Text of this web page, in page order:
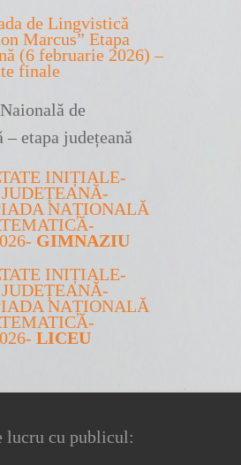
de Lingvistică
Marcus” Etapa
(6 februarie 2026) –
finale
de
– etapa județeană
INIȚIALE-
JUDEȚEANĂ-
NAȚIONALĂ
GIMNAZIU
INIȚIALE-
JUDEȚEANĂ-
NAȚIONALĂ
LICEU
lucru cu publicul: